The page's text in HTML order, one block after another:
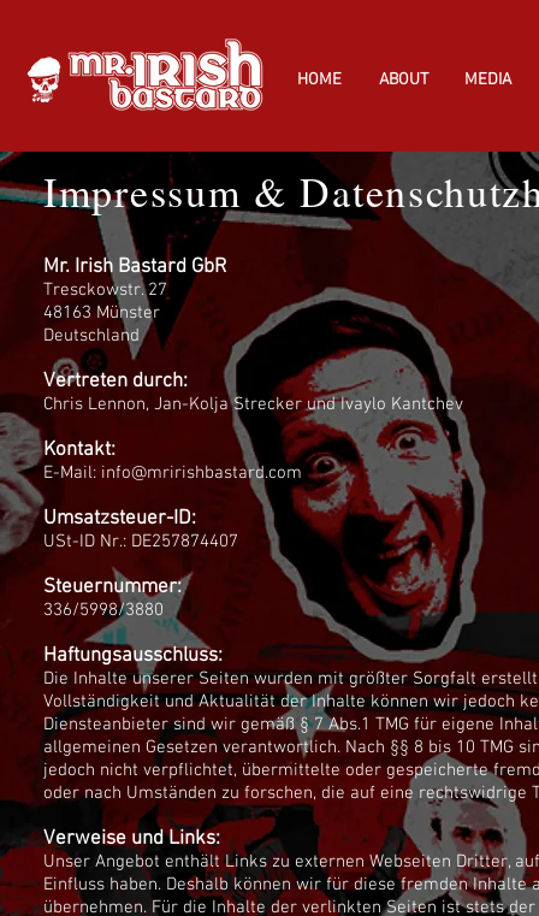
HOME ABOUT MEDIA
Impressum &
Mr. Irish Bastard GbR
Tresckowstr. 27
48163 Münster
Deutschland
Vertreten durch:
Chris Lennon, Jan-Kolja Strecker und Ivaylo Kantchev
Kontakt:
E-Mail: info@mririshbastard.com
Umsatzsteuer-ID:
USt-ID Nr.: DE257874407
Steuernummer:
336/5998/3880
Haftungsausschluss:
Die Inhalte unserer Seiten wurden mit größter Sorgfalt
Vollständigkeit und Aktualität der Inhalte können wir jedoch
Diensteanbieter sind wir gemäß § 7 Abs.1 TMG für eigene
allgemeinen Gesetzen verantwortlich. Nach §§ 8 bis 10 TMG
jedoch nicht verpflichtet, übermittelte oder gespeicherte
oder nach Umständen zu forschen, die auf eine rechtswidrige
Verweise und Links:
Unser Angebot enthält Links zu externen Webseiten Dritter,
Einfluss haben. Deshalb können wir für diese fremden Inhalte
übernehmen. Für die Inhalte der verlinkten Seiten ist stets